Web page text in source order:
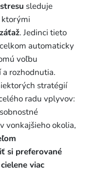
sleduje
. Jedinci tieto
automaticky
voľbu
a rozhodnutia.
stratégií
radu vplyvov:
vonkajšieho okolia,
si preferované
cielene viac